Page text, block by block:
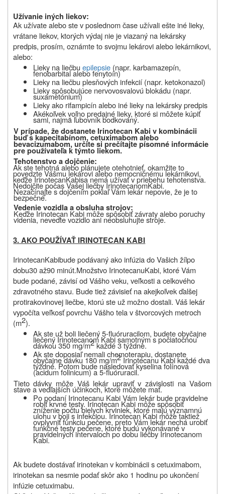
Užívanie iných liekov:
Ak užívate alebo ste v poslednom čase užívali ešte iné lieky,
vrátane liekov, ktorých výdaj nie je viazaný na lekársky
predpis, prosím, oznámte to svojmu lekárovi alebo lekárnikovi,
alebo:
Lieky na liečbu epilepsie (napr. karbamazepín,
fenobarbital alebo fenytoín)
Lieky na liečbu plesňových infekcií (napr. ketokonazol)
Lieky spôsobujúce nervovosvalovú blokádu (napr.
suxametónium)
Lieky ako rifampicín alebo iné lieky na lekársky predpis
Akékoľvek voľno predajné lieky, ktoré si môžete kúpiť
sami, najmä ľubovník bodkovaný.
V prípade, že dostanete Irinotecan Kabi v kombinácii
buď s kapecitabínom, cetuximabom alebo
bevacizumabom, určite si prečítajte písomné informácie
pre používateľa k týmto liekom.
Tehotenstvo a dojčenie:
Ak ste tehotná alebo plánujete otehotnieť, okamžite to
povedzte Vášmu lekárovi alebo nemocničnému lekárnikovi,
keďže IrinotecanKabisa nemá užívať v priebehu tehotenstva.
Nedojčite počas Vašej liečby IrinotecanomKabi.
Nezačínajte s dojčením pokiaľ Vám lekár nepovie, že je to
bezpečné.
Vedenie vozidla a obsluha strojov:
Keďže Irinotecan Kabi môže spôsobiť závraty alebo poruchy
videnia, neveďte vozidlo ani neobsluhujte stroje.
3. AKO POUŽÍVAŤ IRINOTECAN KABI
IrinotecanKabibudepodávaný ako infúzia do Vašich žílpo
dobu30až90 minút.Množstvo IrinotecanuKabi, ktoré Vám
bude podané, závisí od Vášho veku, veľkosti a celkového
zdravotného stavu. Bude tiež závisieť na akejkoľvek ďalšej
protirakovinovej liečbe, ktorú ste už možno dostali. Váš lekár
vypočíta veľkosť povrchu Vášho tela v štvorcových metroch
(m2).
Ak ste už boli liečený 5-fluóruracilom, budete obyčajne
liečený Irinotecanom Kabi samotným s počiatočnou
dávkou 350 mg/m2každé 3 týždne.
Ak ste doposiaľ nemali chemoterapiu, dostanete
obyčajne dávku 180 mg/m2 Irinotecanu Kabi každé dva
týždne. Potom bude nasledovať kyselina folínová
(acidum folinicum) a5-fluóruracil.
Tieto dávky môže Váš lekár upraviť v závislosti na Vašom
stave a vedľajších účinkoch, ktoré môžete mať.
Po podaní Irinotecanu KabiVám lekár bude pravidelne
robiť krvné testy.Irinotecan Kabi môže spôsobiť
zníženie počtu bielych krviniek, ktoré majú významnú
ulohu v boji s infekciou. Irinotecan Kabi môže taktiež
ovplyvniť funkciu pečene, preto Vám lekár nechá urobiť
funkčné testy pečene, ktoré budú vykonávané v
pravidelných intervaloch po dobu liečbyIrinotecanom
Kabi.
Ak budete dostávať irinotekan v kombinácii s cetuximabom,
irinotekan sa nesmie podať skôr ako 1 hodinu po ukončení
infúzie cetuximabu.